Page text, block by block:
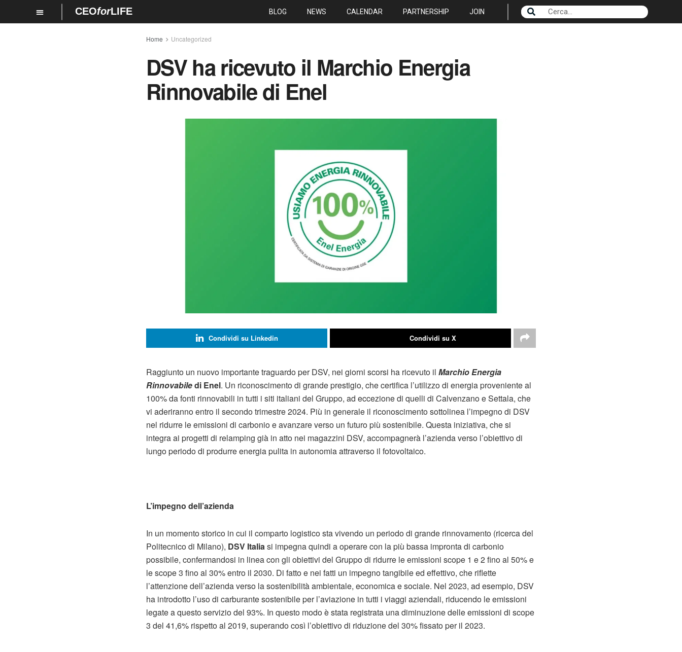
CEOforLIFE BLOG NEWS CALENDAR PARTNERSHIP JOIN
Home Uncategorized
DSV ha ricevuto il Marchio Energia
Rinnovabile di Enel
Condividi su Linkedin Condividi su X
Raggiunto un nuovo importante traguardo per DSV, nei giorni scorsi ha ricevuto il Marchio Energia
Rinnovabiledi Enel. Un riconoscimento di grande prestigio, che certifica l’utilizzo di energia proveniente al
100% da fonti rinnovabili in tutti i siti italiani del Gruppo, ad eccezione di quelli di Calvenzano e Settala, che
vi aderiranno entro il secondo trimestre 2024. Più in generale il riconoscimento sottolinea l’impegno di DSV
nel ridurre le emissioni di carbonio e avanzare verso un futuro più sostenibile. Questa iniziativa, che si
integra ai progetti di relamping già in atto nei magazzini DSV, accompagnerà l’azienda verso l’obiettivo di
lungo periodo di produrre energia pulita in autonomia attraverso il fotovoltaico.
L’impegno dell’azienda
In un momento storico in cui il comparto logistico sta vivendo un periodo di grande rinnovamento (ricerca del
Politecnico di Milano), DSV Italiasi impegna quindi a operare con la più bassa impronta di carbonio
possibile, confermandosi in linea con gli obiettivi del Gruppo di ridurre le emissioni scope 1 e 2 fino al 50% e
le scope 3 fino al 30% entro il 2030. Di fatto e nei fatti un impegno tangibile ed effettivo, che riflette
l’attenzione dell’azienda verso la sostenibilità ambientale, economica e sociale. Nel 2023, ad esempio, DSV
ha introdotto l’uso di carburante sostenibile per l’aviazione in tutti i viaggi aziendali, riducendo le emissioni
legate a questo servizio del 93%. In questo modo è stata registrata una diminuzione delle emissioni di scope
3 del 41,6% rispetto al 2019, superando così l’obiettivo di riduzione del 30% fissato per il 2023.